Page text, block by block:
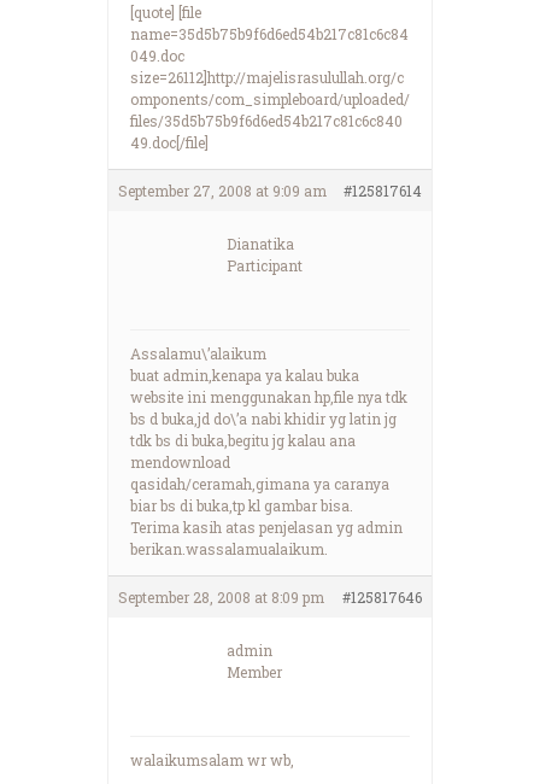
[quote] [file
name=35d5b75b9f6d6ed54b217c81c6c84
049.doc
size=26112]http://majelisrasulullah.org/c
omponents/com_simpleboard/uploaded/
files/35d5b75b9f6d6ed54b217c81c6c840
49.doc[/file]
September 27, 2008 at 9:09 am #125817614
Dianatika
Participant
Assalamu\’alaikum
buat admin,kenapa ya kalau buka
website ini menggunakan hp,file nya tdk
bs d buka,jd do\’a nabi khidir yg latin jg
tdk bs di buka,begitu jg kalau ana
mendownload
qasidah/ceramah,gimana ya caranya
biar bs di buka,tp kl gambar bisa.
Terima kasih atas penjelasan yg admin
berikan.wassalamualaikum.
September 28, 2008 at 8:09 pm #125817646
admin
Member
walaikumsalam wr wb,